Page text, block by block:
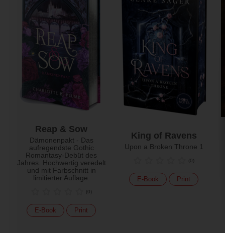
Reap & Sow
Dämonenpakt - Das
aufregendste Gothic
Romantasy-Debüt des
Jahres. Hochwertig veredelt
und mit Farbschnitt in
limitierter Auflage.
(0)
E-Book Print
King of Ravens
Upon a Broken Throne 1
(0)
E-Book Print